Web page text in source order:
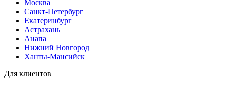
Москва
Санкт-Петербург
Екатеринбург
Астрахань
Анапа
Нижний Новгород
Ханты-Мансийск
Для клиентов